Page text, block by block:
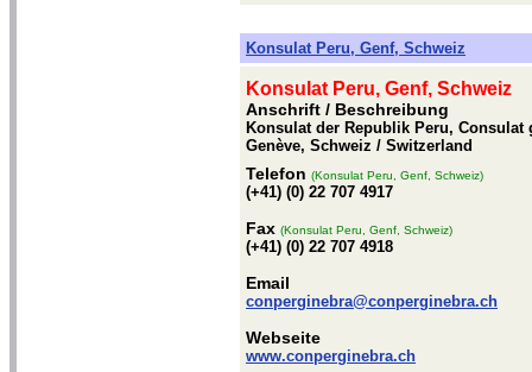
Konsulat Peru, Genf, Schweiz
Konsulat Peru, Genf, Schweiz
Anschrift / Beschreibung
Konsulat der Republik Peru, Consulat
Genève, Schweiz / Switzerland
Telefon (Konsulat Peru, Genf, Schweiz)
(+41) (0) 22 707 4917
Fax (Konsulat Peru, Genf, Schweiz)
(+41) (0) 22 707 4918
Email
conperginebra@conperginebra.ch
Webseite
www.conperginebra.ch